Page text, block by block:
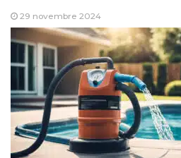
29 novembre 2024